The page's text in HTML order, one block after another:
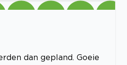
dan gepland. Goeie